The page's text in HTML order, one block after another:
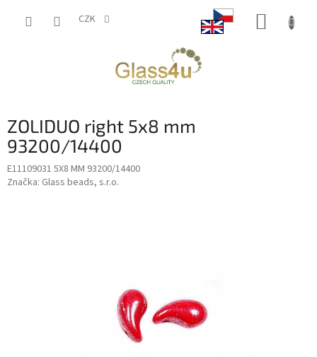
CZK
ZOLIDUO right 5x8 mm
93200/14400
E11109031 5X8 MM 93200/14400
Značka: Glass beads, s.r.o.